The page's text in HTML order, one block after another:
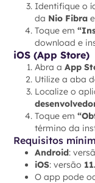
Identifique o
da Nio Fibra
Toque em
download e
iOS (App Store)
Abra aApp
Utilize a aba
Localize o
Toque em
término da
Requisitos
Android:
iOS: versão
O app pode